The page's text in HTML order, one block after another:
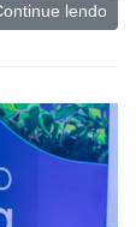
lendo